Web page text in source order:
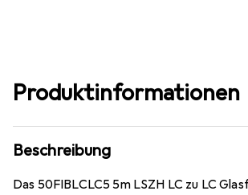
Produktinformationen
Beschreibung
Das 50FIBLCLC5 5m LSZH LC zu LC